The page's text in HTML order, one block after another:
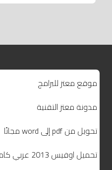
موقع معتز للبرامج
مدونة معتز التقنية
تحويل من pdf إلى word مجانًا
تحميل اوفيس 2013 عربي كامل مضغوط